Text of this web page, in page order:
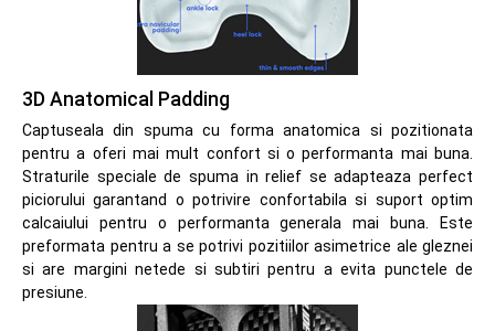
3D Anatomical Padding
Captuseala din spuma cu forma anatomica si pozitionata
pentru a oferi mai mult confort si o performanta mai buna.
Straturile speciale de spuma in relief se adapteaza perfect
piciorului garantand o potrivire confortabila si suport optim
calcaiului pentru o performanta generala mai buna. Este
preformata pentru a se potrivi pozitiilor asimetrice ale gleznei
si are margini netede si subtiri pentru a evita punctele de
presiune.